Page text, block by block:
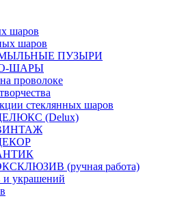
шаров
шаров
МЫЛЬНЫЕ ПУЗЫРИ
ШАРЫ
проволоке
стеклянных шаров
(Delux)
ВИНТАЖ
(ручная работа)
и украшений